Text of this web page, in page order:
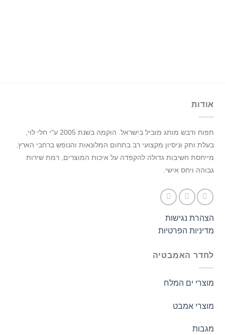
אודות
תפוח ודבש מותג מוביל בישראל.
הוקמה בשנת 2005 ע"י חלי לוי,
בעלת ותק וניסיון מקצועי רב בתחום המלונאות והנופש ברחבי הארץ.
מייחסת חשיבות גדולה להקפדה על איכות המוצרים, רמת שירות
גבוהה ויחס אישי.
הצהרת נגישות
מדיניות הפרטיות
לחדר האמבטיה
מוצרי ים המלח
מוצרי אמבט
מגבות